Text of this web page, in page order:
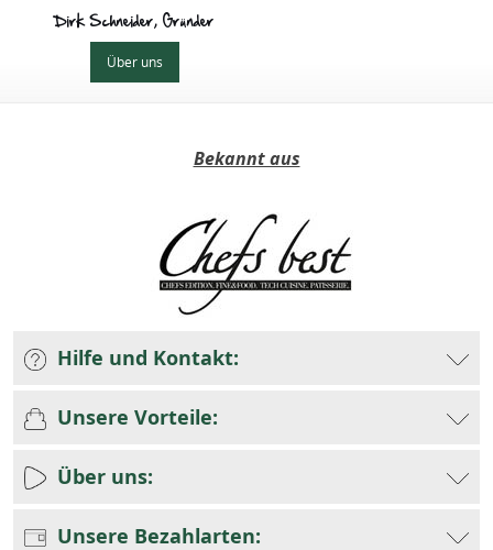
Dirk Schneider, Gründer
Über uns
Bekannt aus
Hilfe und Kontakt:
Unsere Vorteile:
Über uns:
Unsere Bezahlarten: